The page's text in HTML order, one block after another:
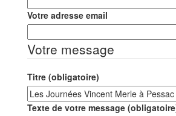
Votre adresse email
Votre message
Titre (obligatoire)
Texte de votre message